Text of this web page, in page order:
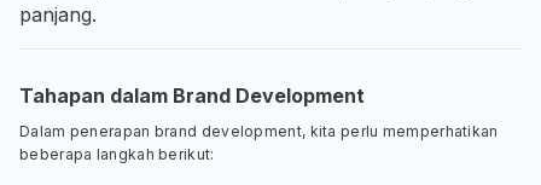
panjang.
Tahapan dalam Brand Development
Dalam penerapan brand development, kita perlu memperhatikan
beberapa langkah berikut: